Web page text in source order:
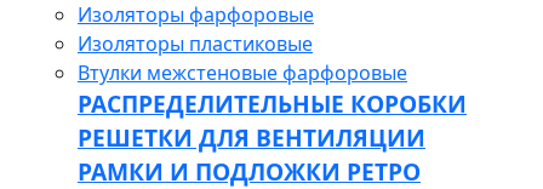
Изоляторы фарфоровые
Изоляторы пластиковые
Втулки межстеновые фарфоровые
РАСПРЕДЕЛИТЕЛЬНЫЕ КОРОБКИ
РЕШЕТКИ ДЛЯ ВЕНТИЛЯЦИИ
РАМКИ И ПОДЛОЖКИ РЕТРО